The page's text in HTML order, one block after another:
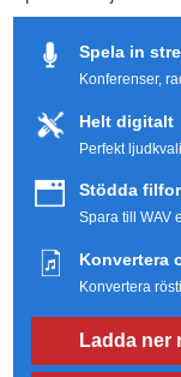
Spela in
Konferenser,
Helt digitalt
Perfekt
Stödda
Spara till WAV
Konvertera
Konvertera
Ladda ner